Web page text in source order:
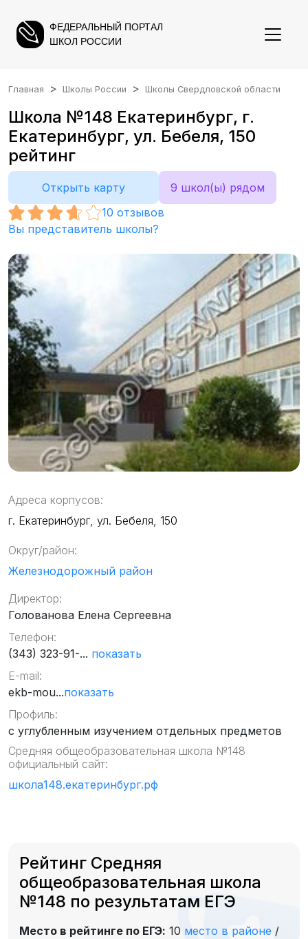
ФЕДЕРАЛЬНЫЙ ПОРТАЛ
ШКОЛ РОССИИ
Главная Школы России Школы Свердловской области
Школа №148 Екатеринбург, г.
Екатеринбург, ул. Бебеля, 150
рейтинг
Открыть карту
9 школ(ы) рядом
10 отзывов
Вы представитель школы?
Адреса корпусов:
г. Екатеринбург, ул. Бебеля, 150
Округ/район:
Железнодорожный район
Директор:
Голованова Елена Сергеевна
Телефон:
(343) 323-91-... показать
E-mail:
ekb-mou...показать
Профиль:
с углубленным изучением отдельных предметов
Средняя общеобразовательная школа №148
официальный сайт:
школа148.екатеринбург.рф
Рейтинг Средняя
общеобразовательная школа
№148 по результатам ЕГЭ
Место в рейтинге по ЕГЭ: 10 место в районе /